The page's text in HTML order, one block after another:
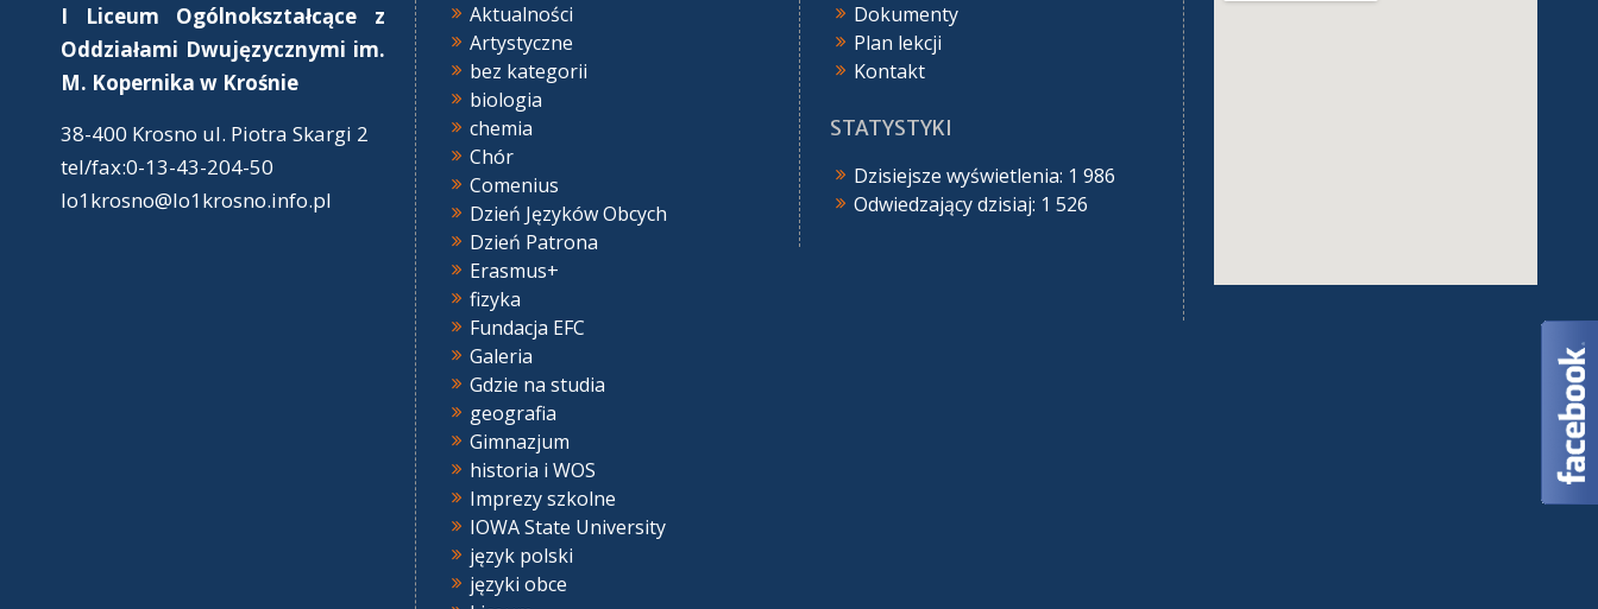
I Liceum Ogólnokształcące z
Oddziałami Dwujęzycznymi im.
M. Kopernika w Krośnie
38-400 Krosno ul. Piotra Skargi 2
tel/fax:0-13-43-204-50
lo1krosno@lo1krosno.info.pl
Aktualności
Artystyczne
bez kategorii
biologia
chemia
Chór
Comenius
Dzień Języków Obcych
Dzień Patrona
Erasmus+
fizyka
Fundacja EFC
Galeria
Gdzie na studia
geografia
Gimnazjum
historia i WOS
Imprezy szkolne
IOWA State University
język polski
języki obce
Dokumenty
Plan lekcji
Kontakt
STATYSTYKI
Dzisiejsze wyświetlenia: 1 986
Odwiedzający dzisiaj: 1 526